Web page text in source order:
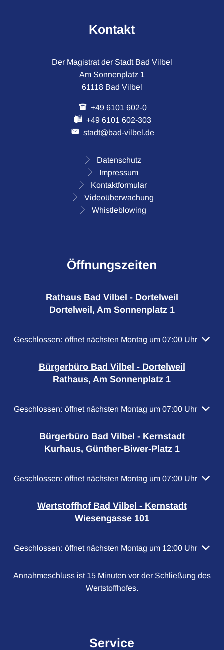
Kontakt
Der Magistrat der Stadt Bad Vilbel
Am Sonnenplatz 1
61118 Bad Vilbel
+49 6101 602-0
+49 6101 602-303
stadt@bad-vilbel.de
Datenschutz
Impressum
Kontaktformular
Videoüberwachung
Whistleblowing
Öffnungszeiten
Rathaus Bad Vilbel - Dortelweil
Dortelweil, Am Sonnenplatz 1
Klicken, um weitere Öffnungs- oder Schließzeiten
Geschlossen: öffnet nächsten Montag um 07:00 Uhr
Bürgerbüro Bad Vilbel - Dortelweil
Rathaus, Am Sonnenplatz 1
Klicken, um weitere Öffnungs- oder Schließzeiten
Geschlossen: öffnet nächsten Montag um 07:00 Uhr
Bürgerbüro Bad Vilbel - Kernstadt
Kurhaus, Günther-Biwer-Platz 1
Klicken, um weitere Öffnungs- oder Schließzeiten
Geschlossen: öffnet nächsten Montag um 07:00 Uhr
Wertstoffhof Bad Vilbel - Kernstadt
Wiesengasse 101
Klicken, um weitere Öffnungs- oder Schließzeiten
Geschlossen: öffnet nächsten Montag um 12:00 Uhr
Annahmeschluss ist 15 Minuten vor der Schließung des
Wertstoffhofes.
Service